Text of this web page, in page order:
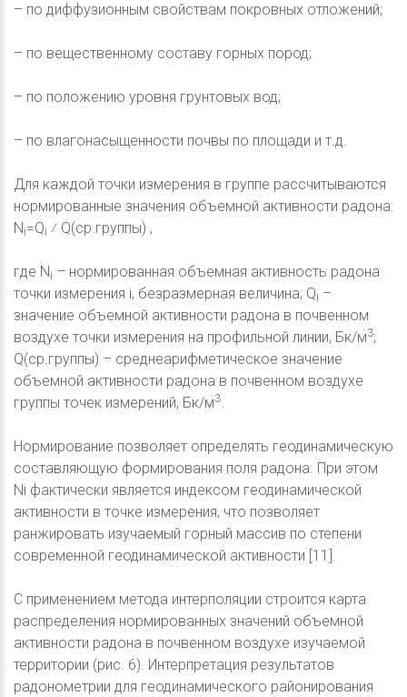
– по диффузионным свойствам покровных отложений;
– по вещественному составу горных пород;
– по положению уровня грунтовых вод;
– по влагонасыщенности почвы по площади и т.д.
Для каждой точки измерения в группе рассчитываются
нормированные значения объемной активности радона:
N i=Qi ⁄ Q(ср.группы) ,
где N i – нормированная объемная активность радона
точки измерения i, безразмерная величина; Qi –
значение объемной активности радона в почвенном
воздухе точки измерения на профильной линии, Бк/м3;
Q(ср.группы) – среднеарифметическое значение
объемной активности радона в почвенном воздухе
группы точек измерений, Бк/м3.
Нормирование позволяет определять геодинамическую
составляющую формирования поля радона. При этом
Ni фактически является индексом геодинамической
активности в точке измерения, что позволяет
ранжировать изучаемый горный массив по степени
современной геодинамической активности [11].
С применением метода интерполяции строится карта
распределения нормированных значений объемной
активности радона в почвенном воздухе изучаемой
территории (рис. 6). Интерпретация результатов
радонометрии для геодинамического районирования